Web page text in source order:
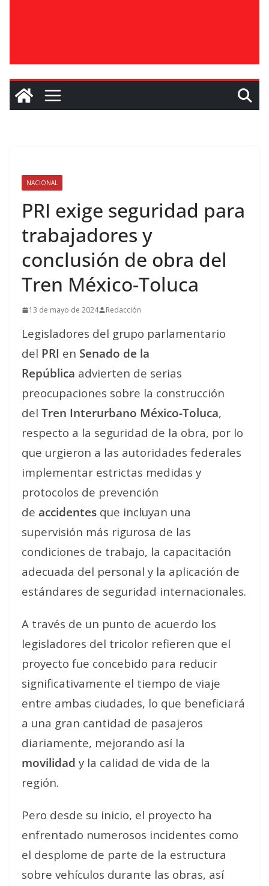
NACIONAL
PRI exige seguridad para
trabajadores y
conclusión de obra del
Tren México-Toluca
13 de mayo de 2024 Redacción
Legisladores del grupo parlamentario
del PRI en Senado de la
República advierten de serias
preocupaciones sobre la construcción
del Tren Interurbano México-Toluca,
respecto a la seguridad de la obra, por lo
que urgieron a las autoridades federales
implementar estrictas medidas y
protocolos de prevención
de accidentes que incluyan una
supervisión más rigurosa de las
condiciones de trabajo, la capacitación
adecuada del personal y la aplicación de
estándares de seguridad internacionales.
A través de un punto de acuerdo los
legisladores del tricolor refieren que el
proyecto fue concebido para reducir
significativamente el tiempo de viaje
entre ambas ciudades, lo que beneficiará
a una gran cantidad de pasajeros
diariamente, mejorando así la
movilidad y la calidad de vida de la
región.
Pero desde su inicio, el proyecto ha
enfrentado numerosos incidentes como
el desplome de parte de la estructura
sobre vehículos durante las obras, así